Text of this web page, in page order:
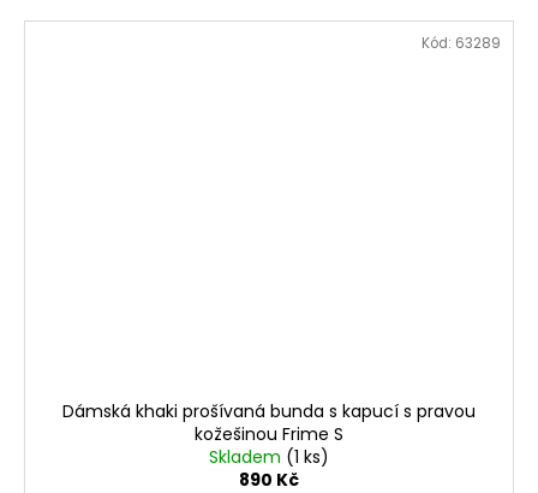
Dámská khaki prošívaná bunda s kapucí s pravou
kožešinou Frime S
Skladem (1 ks)
890 Kč
Kód: 63289